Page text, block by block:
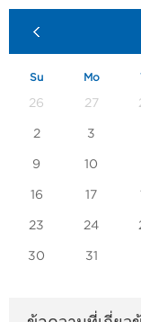
Su Mo
26 27
2 3
9 10
16 17
23 24
30 31